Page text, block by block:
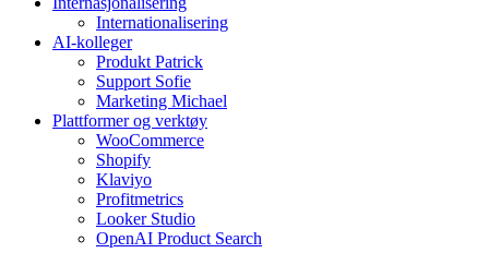
Internationalisering
AI-kolleger
Produkt Patrick
Support Sofie
Marketing Michael
Plattformer og verktøy
WooCommerce
Shopify
Klaviyo
Profitmetrics
Looker Studio
OpenAI Product Search